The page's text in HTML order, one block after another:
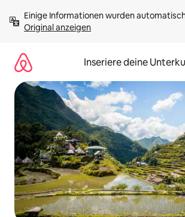
Inhalten
springenOriginal anzeigen
Inseriere deine